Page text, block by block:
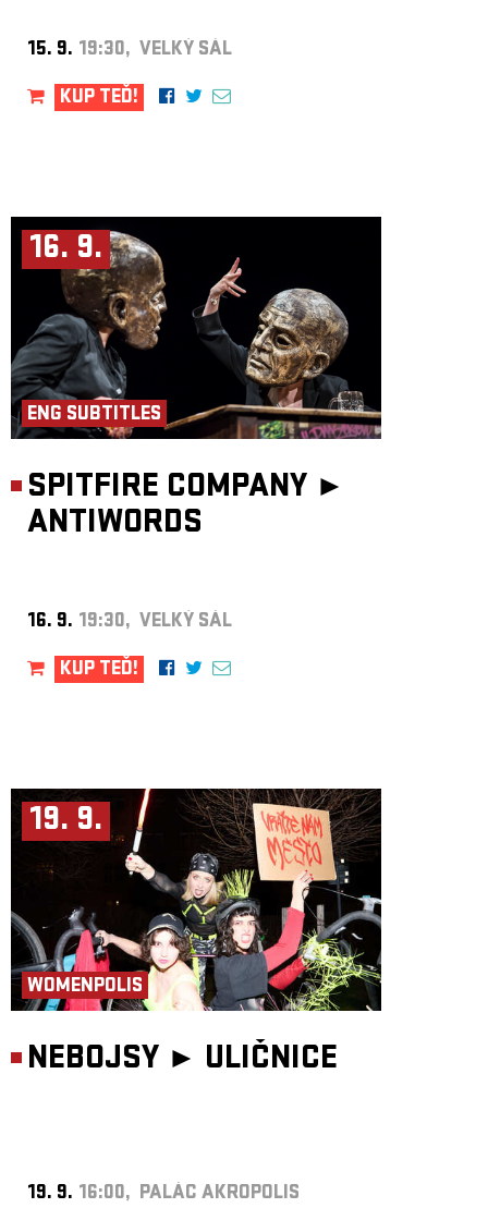
15. 9. 19:30, VELKÝ SÁL
KUP TEĎ!
16. 9.
ENG SUBTITLES
SPITFIRE COMPANY ►
ANTIWORDS
16. 9. 19:30, VELKÝ SÁL
KUP TEĎ!
19. 9.
WOMENPOLIS
NEBOJSY ► ULIČNICE
19. 9. 16:00, PALÁC AKROPOLIS